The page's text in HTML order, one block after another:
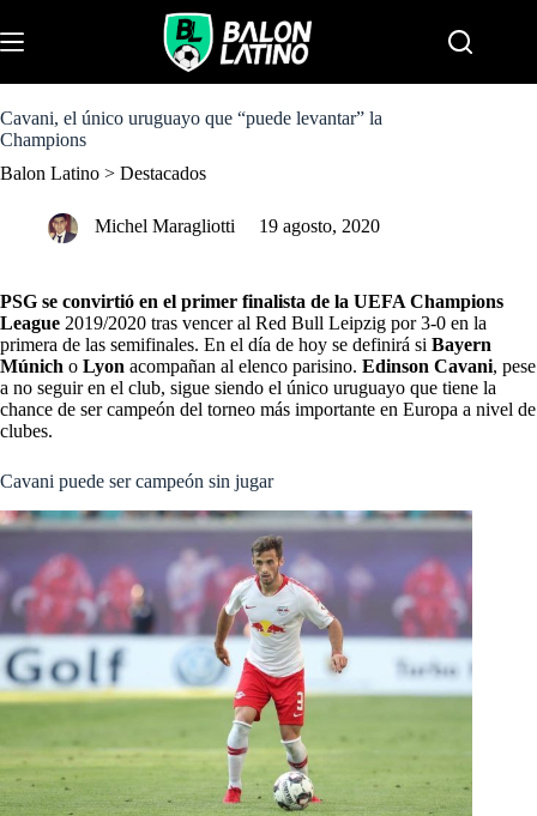
k
i
o
c
n
Cavani, el único uruguayo que “puede levantar” la
Champions
Balon Latino > Destacados
Michel Maragliotti 19 agosto, 2020
PSG se convirtió en el primer finalista de la UEFA Champions
League 2019/2020 tras vencer al Red Bull Leipzig por 3-0 en la
primera de las semifinales. En el día de hoy se definirá si Bayern
Múnich o Lyon acompañan al elenco parisino. Edinson Cavani, pese
a no seguir en el club, sigue siendo el único uruguayo que tiene la
chance de ser campeón del torneo más importante en Europa a nivel de
clubes.
Cavani puede ser campeón sin jugar